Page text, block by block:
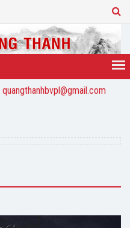
quangthanhbvpl@gmail.com